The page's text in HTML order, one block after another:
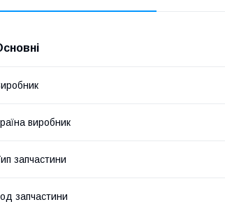
виробник
запчастини
запчастини